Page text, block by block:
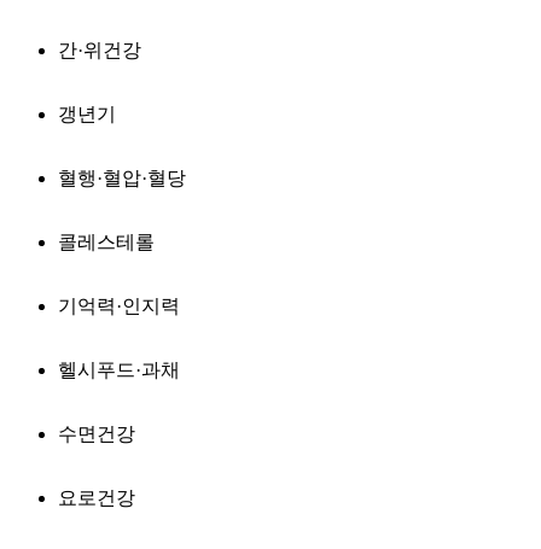
간·위건강
갱년기
혈행·혈압·혈당
콜레스테롤
기억력·인지력
헬시푸드·과채
수면건강
요로건강